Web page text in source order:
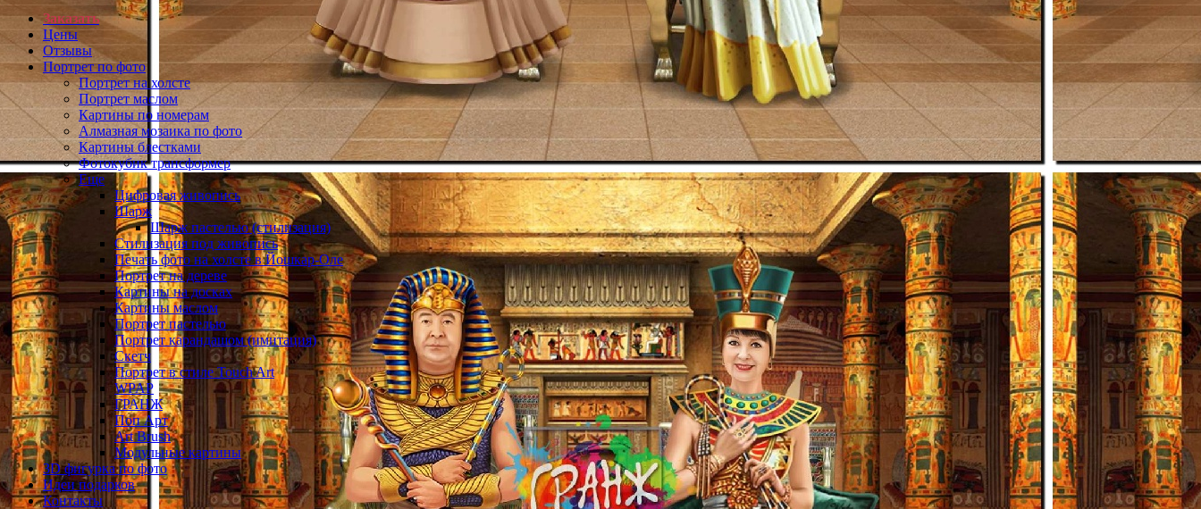
Заказать
Цены
Отзывы
Портрет по фото
Портрет на холсте
Портрет маслом
Картины по номерам
Алмазная мозаика по фото
Картины блестками
Фотокубик трансформер
Еще
Цифровая живопись
Шарж
Шарж пастелью (стилизация)
Стилизация под живопись
Печать фото на холсте в Йошкар-Оле
Портрет на дереве
Картины на досках
Картины маслом
Портрет пастелью
Портрет карандашом (имитация)
Скетч
Портрет в стиле Touch Art
WPAP
ГРАНЖ
Поп Арт
Art Brush
Модульные картины
3D фигурка по фото
Идеи подарков
Контакты